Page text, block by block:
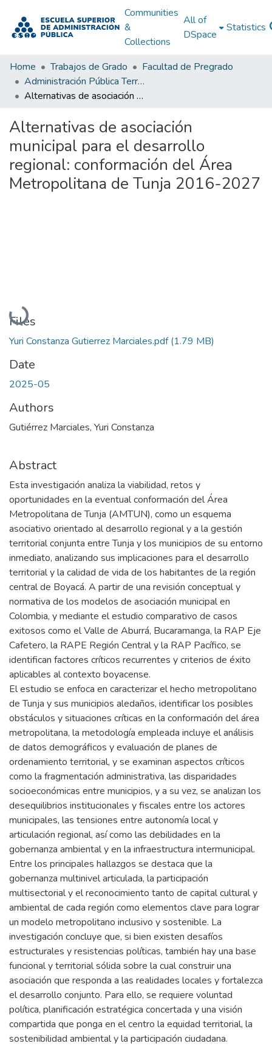
Communities
&
Collections
All of
DSpace
Statistics
Home Trabajos de Grado
Facultad de Pregrado
Administración Pública Territorial (APT)
Alternativas de asociación municipal para el desarrollo regional: conformación del Área Metropolitana de Tunja 2016-2027
Alternativas de asociación
municipal para el desarrollo
regional: conformación del Área
Metropolitana de Tunja 2016-2027
Loading...
Files
Yuri Constanza Gutierrez Marciales.pdf(1.79 MB)
Date
2025-05
Authors
Gutiérrez Marciales, Yuri Constanza
Abstract
Esta investigación analiza la viabilidad, retos y
oportunidades en la eventual conformación del Área
Metropolitana de Tunja (AMTUN), como un esquema
asociativo orientado al desarrollo regional y a la gestión
territorial conjunta entre Tunja y los municipios de su entorno
inmediato, analizando sus implicaciones para el desarrollo
territorial y la calidad de vida de los habitantes de la región
central de Boyacá. A partir de una revisión conceptual y
normativa de los modelos de asociación municipal en
Colombia, y mediante el estudio comparativo de casos
exitosos como el Valle de Aburrá, Bucaramanga, la RAP Eje
Cafetero, la RAPE Región Central y la RAP Pacífico, se
identifican factores críticos recurrentes y criterios de éxito
aplicables al contexto boyacense.
El estudio se enfoca en caracterizar el hecho metropolitano
de Tunja y sus municipios aledaños, identificar los posibles
obstáculos y situaciones críticas en la conformación del área
metropolitana, la metodología empleada incluye el análisis
de datos demográficos y evaluación de planes de
ordenamiento territorial, y se examinan aspectos críticos
como la fragmentación administrativa, las disparidades
socioeconómicas entre municipios, y a su vez, se analizan los
desequilibrios institucionales y fiscales entre los actores
municipales, las tensiones entre autonomía local y
articulación regional, así como las debilidades en la
gobernanza ambiental y en la infraestructura intermunicipal.
Entre los principales hallazgos se destaca que la
gobernanza multinivel articulada, la participación
multisectorial y el reconocimiento tanto de capital cultural y
ambiental de cada región como elementos clave para lograr
un modelo metropolitano inclusivo y sostenible. La
investigación concluye que, si bien existen desafíos
estructurales y resistencias políticas, también hay una base
funcional y territorial sólida sobre la cual construir una
asociación que responda a las realidades locales y fortalezca
el desarrollo conjunto. Para ello, se requiere voluntad
política, planificación estratégica concertada y una visión
compartida que ponga en el centro la equidad territorial, la
sostenibilidad ambiental y la participación ciudadana.